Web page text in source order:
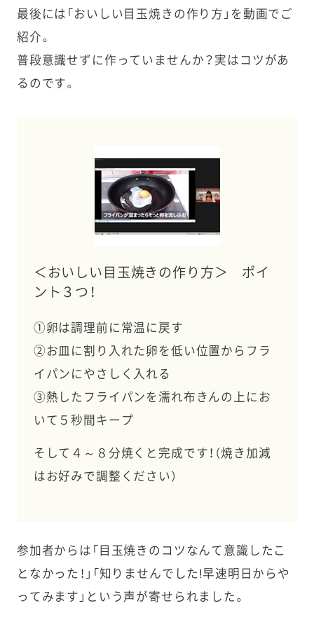
最後には「おいしい目玉焼きの作り方」を動画でご
紹介。
普段意識せずに作っていませんか？実はコツがあ
るのです。
＜おいしい目玉焼きの作り方＞ ポイ
ント３つ！
①卵は調理前に常温に戻す
②お皿に割り入れた卵を低い位置からフラ
イパンにやさしく入れる
③熱したフライパンを濡れ布きんの上にお
いて５秒間キープ
そして４～８分焼くと完成です！（焼き加減
はお好みで調整ください）
参加者からは「目玉焼きのコツなんて意識したこ
となかった！」「知りませんでした!早速明日からや
ってみます」という声が寄せられました。